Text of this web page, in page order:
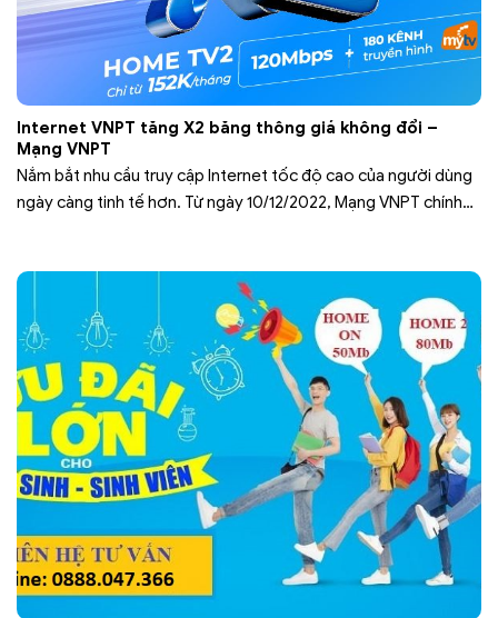
Internet VNPT tăng X2 băng thông giá không đổi –
Mạng VNPT
Nắm bắt nhu cầu truy cập Internet tốc độ cao của người dùng
ngày càng tinh tế hơn. Từ ngày 10/12/2022, Mạng VNPT chính
với tốc độ…